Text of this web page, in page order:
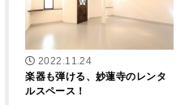
2022.11.24
楽器も弾ける、妙蓮寺のレンタ
ルスペース！